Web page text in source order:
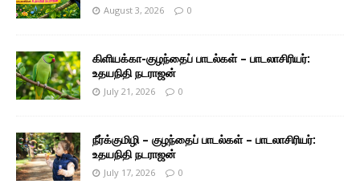
August 3, 2026 0
கிளியக்கா-குழந்தைப் பாடல்கள் – பாடலாசிரியர்:
உதயநிதி நடராஜன்
July 21, 2026 0
நீர்க்குமிழி – குழந்தைப் பாடல்கள் – பாடலாசிரியர்:
உதயநிதி நடராஜன்
July 17, 2026 0